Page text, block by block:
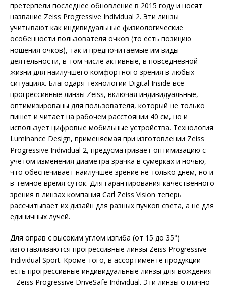
претерпели последнее обновление в 2015 году и носят
название Zeiss Progressive Individual 2. Эти линзы
учитывают как индивидуальные физиологические
особенности пользователя очков (то есть позицию
ношения очков), так и предпочитаемые им виды
деятельности, в том числе активные, в повседневной
жизни для наилучшего комфортного зрения в любых
ситуациях. Благодаря технологии Digital Inside все
прогрессивные линзы Zeiss, включая индивидуальные,
оптимизированы для пользователя, который не только
пишет и читает на рабочем расстоянии 40 см, но и
использует цифровые мобильные устройства. Технология
Luminance Design, применяемая при изготовлении Zeiss
Progressive Individual 2, предусматривает оптимизацию с
учетом изменения диаметра зрачка в сумерках и ночью,
что обеспечивает наилучшее зрение не только днем, но и
в темное время суток. Для гарантирования качественного
зрения в линзах компания Carl Zeiss Vision теперь
рассчитывает их дизайн для разных пучков света, а не для
единичных лучей.
Для оправ с высоким углом изгиба (от 15 до 35°)
изготавливаются прогрессивные линзы Zeiss Progressive
Individual Sport. Кроме того, в ассортименте продукции
есть прогрессивные индивидуальные линзы для вождения
– Zeiss Progressive DriveSafe Individual. Эти линзы отлично